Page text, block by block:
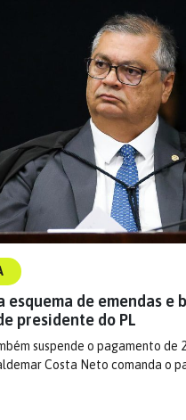
esquema de emendas e
presidente do PL
suspende o pagamento de
Costa Neto comanda o